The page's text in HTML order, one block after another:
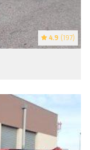
4.9 (197)